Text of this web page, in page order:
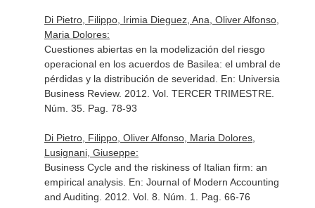
Di Pietro, Filippo, Irimia Dieguez, Ana, Oliver Alfonso,
Maria Dolores:
Cuestiones abiertas en la modelización del riesgo
operacional en los acuerdos de Basilea: el umbral de
pérdidas y la distribución de severidad. En: Universia
Business Review. 2012. Vol. TERCER TRIMESTRE.
Núm. 35. Pag. 78-93
Di Pietro, Filippo, Oliver Alfonso, Maria Dolores,
Lusignani, Giuseppe:
Business Cycle and the riskiness of Italian firm: an
empirical analysis. En: Journal of Modern Accounting
and Auditing . 2012. Vol. 8. Núm. 1. Pag. 66-76